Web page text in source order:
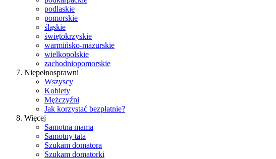
podlaskie
pomorskie
śląskie
świętokrzyskie
warmińsko-mazurskie
wielkopolskie
zachodniopomorskie
Niepełnosprawni
Wszyscy
Kobiety
Mężczyźni
Jak korzystać bezpłatnie?
Więcej
Samotna mama
Samotny tata
Szukam domatora
Szukam domatorki